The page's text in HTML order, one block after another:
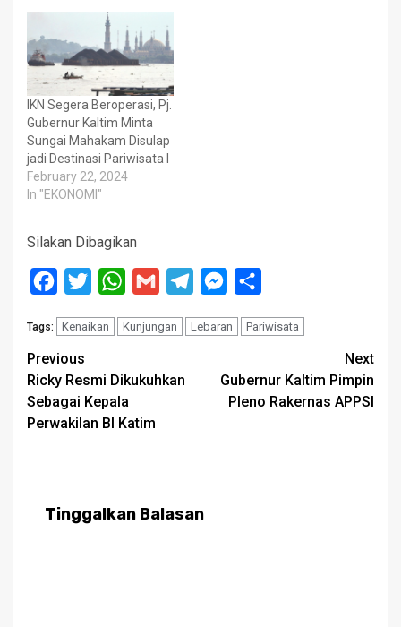
IKN Segera Beroperasi, Pj.
Gubernur Kaltim Minta
Sungai Mahakam Disulap
jadi Destinasi Pariwisata I
February 22, 2024
In "EKONOMI"
Silakan Dibagikan
Facebook
Twitter WhatsApp
Gmail TelegramMessenger
Tags: Kenaikan Kunjungan Lebaran Pariwisata
Post
navigation
Previous
Ricky Resmi Dikukuhkan
Sebagai Kepala
Perwakilan BI Katim
Next
Gubernur Kaltim Pimpin
Pleno Rakernas APPSI
Tinggalkan Balasan